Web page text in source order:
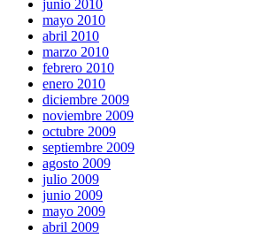
junio 2010
mayo 2010
abril 2010
marzo 2010
febrero 2010
enero 2010
diciembre 2009
noviembre 2009
octubre 2009
septiembre 2009
agosto 2009
julio 2009
junio 2009
mayo 2009
abril 2009